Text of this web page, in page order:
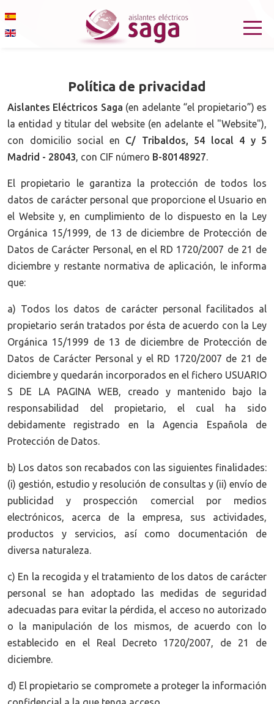
Select your language
Política de privacidad
Aislantes Eléctricos Saga (en adelante “el propietario”) es
la entidad y titular del website (en adelante el "Website"),
con domicilio social en C/ Tribaldos, 54 local 4 y 5
Madrid - 28043, con CIF número B-80148927.
El propietario le garantiza la protección de todos los
datos de carácter personal que proporcione el Usuario en
el Website y, en cumplimiento de lo dispuesto en la Ley
Orgánica 15/1999, de 13 de diciembre de Protección de
Datos de Carácter Personal, en el RD 1720/2007 de 21 de
diciembre y restante normativa de aplicación, le informa
que:
a) Todos los datos de carácter personal facilitados al
propietario serán tratados por ésta de acuerdo con la Ley
Orgánica 15/1999 de 13 de diciembre de Protección de
Datos de Carácter Personal y el RD 1720/2007 de 21 de
diciembre y quedarán incorporados en el fichero USUARIO
S DE LA PAGINA WEB, creado y mantenido bajo la
responsabilidad del propietario, el cual ha sido
debidamente registrado en la Agencia Española de
Protección de Datos.
b) Los datos son recabados con las siguientes finalidades:
(i) gestión, estudio y resolución de consultas y (ii) envío de
publicidad y prospección comercial por medios
electrónicos, acerca de la empresa, sus actividades,
productos y servicios, así como documentación de
diversa naturaleza.
c) En la recogida y el tratamiento de los datos de carácter
personal se han adoptado las medidas de seguridad
adecuadas para evitar la pérdida, el acceso no autorizado
o la manipulación de los mismos, de acuerdo con lo
establecido en el Real Decreto 1720/2007, de 21 de
diciembre.
d) El propietario se compromete a proteger la información